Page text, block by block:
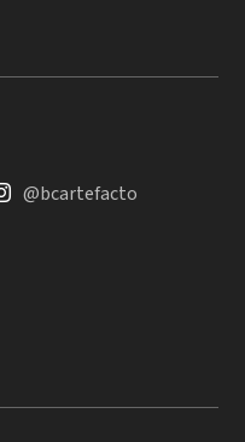
@bcartefacto